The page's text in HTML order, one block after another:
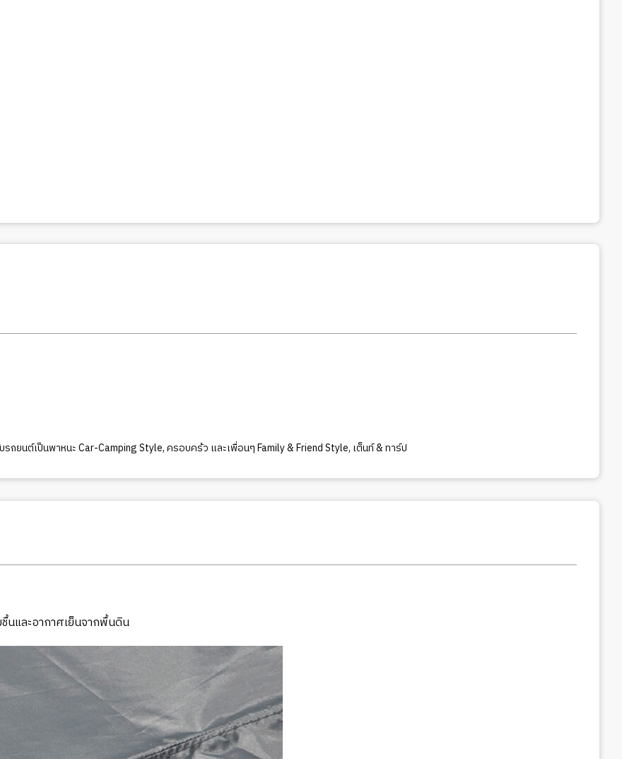
ถยนต์เป็นพาหนะ Car-Camping Style,ครอบคร้ว และเพื่อนๆ Family & Friend Style, เต็นท์ & ทาร์ป
ชื้นและอากาศเย็นจากพื้นดิน